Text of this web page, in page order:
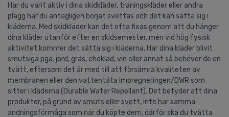
Har du varit aktiv i dina skidkläder, träningskläder eller andra
plagg har du antagligen börjat svettas och det kan sätta sig i
kläderna. Med skidkläder kan det ofta fixas genom att du hänger
dina kläder utanför efter en skidsemester, men vid hög fysisk
aktivitet kommer det sätta sig i kläderna. Har dina kläder blivit
smutsiga pga. jord, gräs, choklad, vin eller annat så behöver de en
tvätt, eftersom det är med till att försämra kvaliteten av
membranen eller den vattentäta impregneringen/DWR som
sitter i kläderna (Durable Water Repellant). Det betyder att dina
produkter, på grund av smuts eller svett, inte har samma
andningsförmåga som när du köpte dem, därför ska du tvätta